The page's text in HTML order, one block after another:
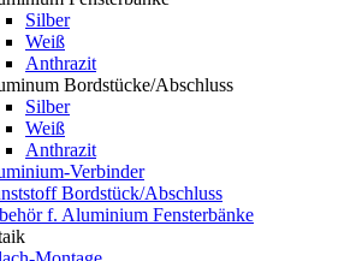
Silber
Weiß
Anthrazit
Bordstücke/Abschluss
Silber
Weiß
Anthrazit
Verbinder
Bordstück/Abschluss
f. Aluminium Fensterbänke